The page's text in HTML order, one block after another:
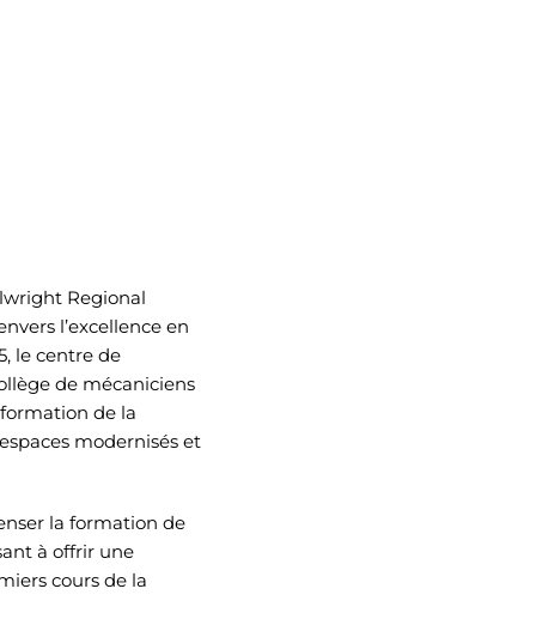
Regional
l’excellence en
le centre de
de mécaniciens
de la
modernisés et
la formation de
à offrir une
cours de la